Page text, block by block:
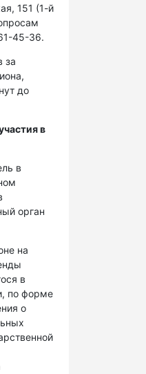
151 (1-й
45-36.
за
до
в
в
орган
на
в
по форме
о